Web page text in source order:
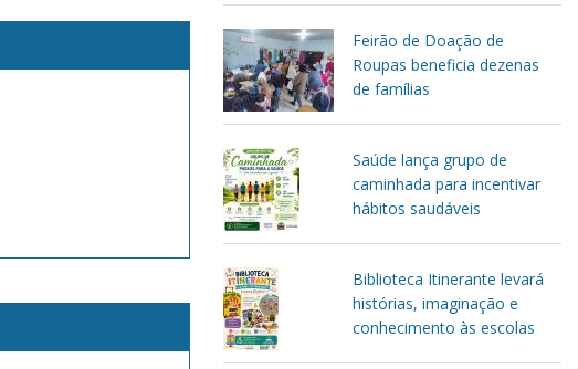
Feirão de Doação de
Roupas beneficia dezenas
de famílias
Saúde lança grupo de
caminhada para incentivar
hábitos saudáveis
Biblioteca Itinerante levará
histórias, imaginação e
conhecimento às escolas